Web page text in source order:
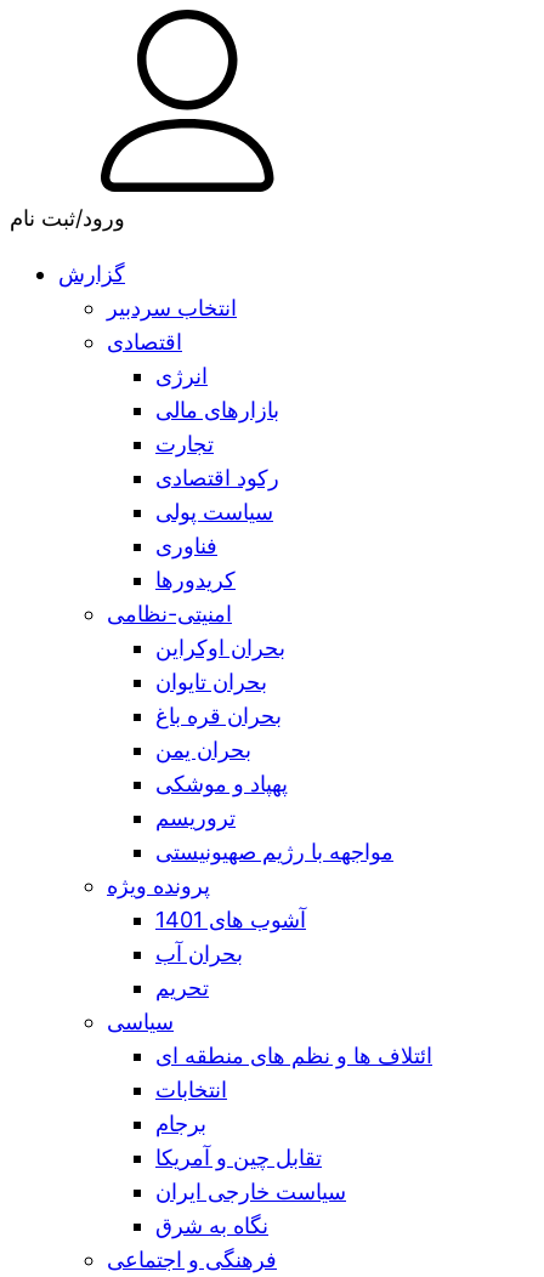
ورود/ثبت نام
گزارش
انتخاب سردبیر
اقتصادی
انرژی
بازارهای مالی
تجارت
رکود اقتصادی
سیاست پولی
فناوری
کریدورها
امنیتی-نظامی
بحران اوکراین
بحران تایوان
بحران قره باغ
بحران یمن
پهپاد و موشکی
تروریسم
مواجهه با رژیم صهیونیستی
پرونده ویژه
آشوب های 1401
بحران آب
تحریم
سیاسی
ائتلاف ها و نظم های منطقه ای
انتخابات
برجام
تقابل چین و آمریکا
سیاست خارجی ایران
نگاه به شرق
فرهنگی و اجتماعی